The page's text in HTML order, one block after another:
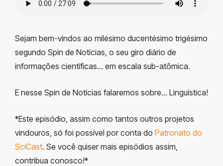
Sejam bem-vindos ao milésimo ducentésimo trigésimo
segundo Spin de Notícias, o seu giro diário de
informações científicas… em escala sub-atômica.
E nesse Spin de Notícias falaremos sobre… Linguística!
*Este episódio, assim como tantos outros projetos
vindouros, só foi possível por conta do Patronato do
SciCast. Se você quiser mais episódios assim,
contribua conosco!*